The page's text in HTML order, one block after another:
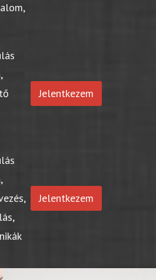
Jelentkezem
Jelentkezem